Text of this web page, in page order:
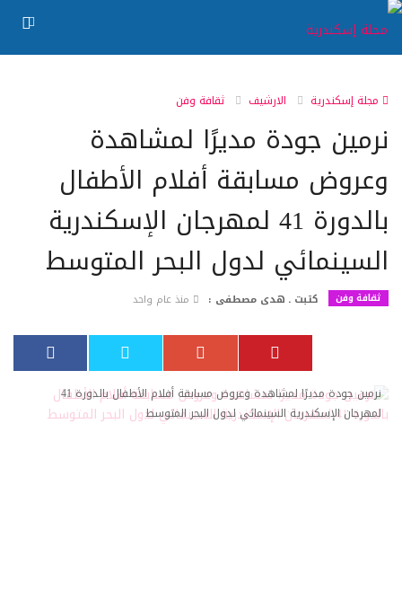
مجلة إسكندرية الارشيف ثقافة وفن
نرمين جودة مديرًا لمشاهدة
وعروض مسابقة أفلام الأطفال
بالدورة 41 لمهرجان الإسكندرية
السينمائي لدول البحر المتوسط
ثقافة وفن كتبت ـ هدى مصطفى : منذ عام واحد
نرمين جودة مديرًا لمشاهدة وعروض مسابقة أفلام الأطفال بالدورة 41
لمهرجان الإسكندرية السينمائي لدول البحر المتوسط